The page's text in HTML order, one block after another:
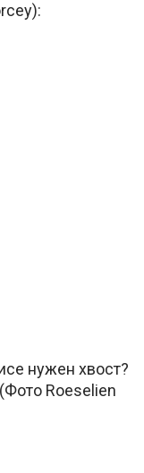
нужен хвост?
Roeselien